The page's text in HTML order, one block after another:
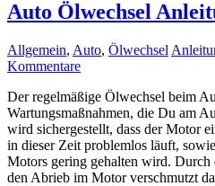
Auto Ölwechsel
Allgemein, Auto, Ölwechsel
Kommentare
Der regelmäßige Ölwechsel beim
Wartungsmaßnahmen, die Du am
wird sichergestellt, dass der Motor
in dieser Zeit problemlos läuft,
Motors gering gehalten wird. Durch
den Abrieb im Motor verschmutzt